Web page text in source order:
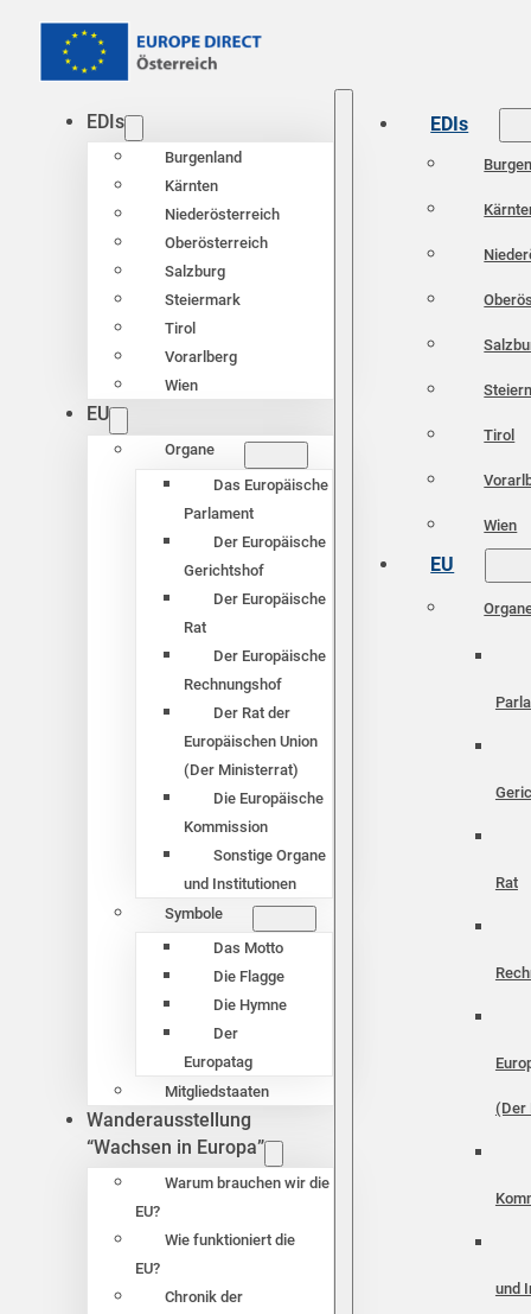
EDIs
Burgenland
Kärnten
Niederösterreich
Oberösterreich
Salzburg
Steiermark
Tirol
Vorarlberg
Wien
EU
Organe
Das Europäische
Parlament
Der Europäische
Gerichtshof
Der Europäische
Rat
Der Europäische
Rechnungshof
Der Rat der
Europäischen Union
(Der Ministerrat)
Die Europäische
Kommission
Sonstige Organe
und Institutionen
Symbole
Das Motto
Die Flagge
Die Hymne
Der
Europatag
Mitgliedstaaten
Wanderausstellung
“Wachsen in Europa”
Warum brauchen wir die
EU?
Wie funktioniert die
EU?
Chronik der
EDIs
Tirol
Wien
EU
Rat
(Der
und